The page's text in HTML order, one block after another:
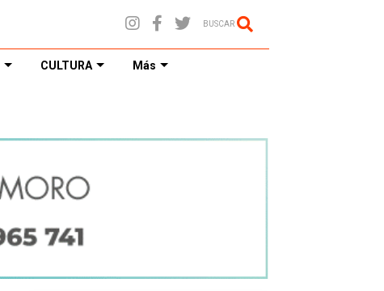
BUSCAR
CULTURA Más